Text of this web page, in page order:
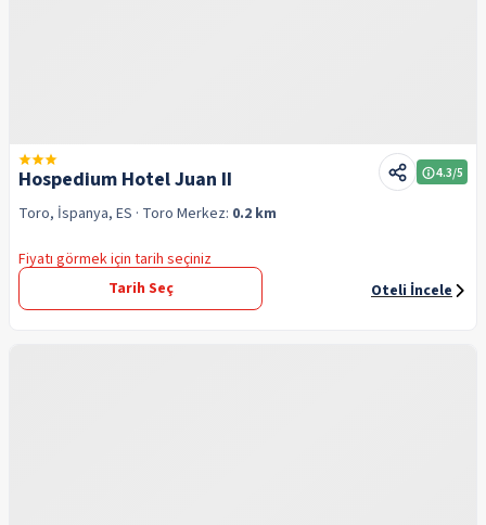
Hospedium Hotel Juan II 4.3/5
Toro, İspanya, ES · Toro Merkez: 0.2 km
Fiyatı görmek için tarih seçiniz
Tarih Seç
Oteli İncele